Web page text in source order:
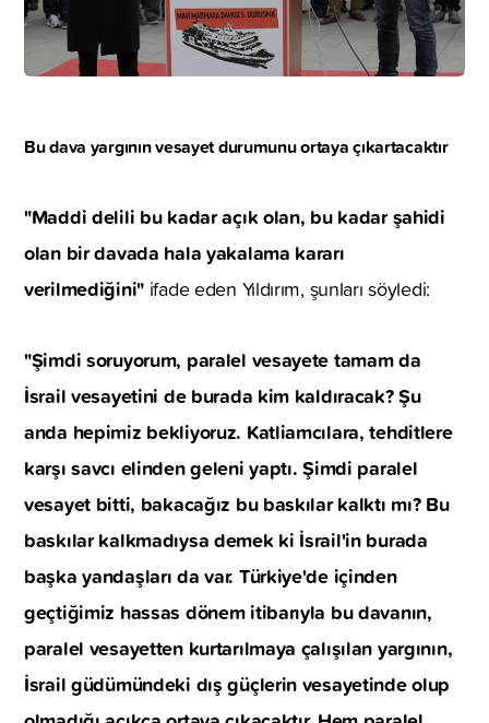
Bu dava yargının vesayet durumunu ortaya çıkartacaktır
"Maddi delili bu kadar açık olan, bu kadar şahidi
olan bir davada hala yakalama kararı
verilmediğini"ifade eden Yıldırım, şunları söyledi:
"Şimdi soruyorum, paralel vesayete tamam da
İsrail vesayetini de burada kim kaldıracak? Şu
anda hepimiz bekliyoruz. Katliamcılara, tehditlere
karşı savcı elinden geleni yaptı. Şimdi paralel
vesayet bitti, bakacağız bu baskılar kalktı mı? Bu
baskılar kalkmadıysa demek ki İsrail'in burada
başka yandaşları da var. Türkiye'de içinden
geçtiğimiz hassas dönem itibarıyla bu davanın,
paralel vesayetten kurtarılmaya çalışılan yargının,
İsrail güdümündeki dış güçlerin vesayetinde olup